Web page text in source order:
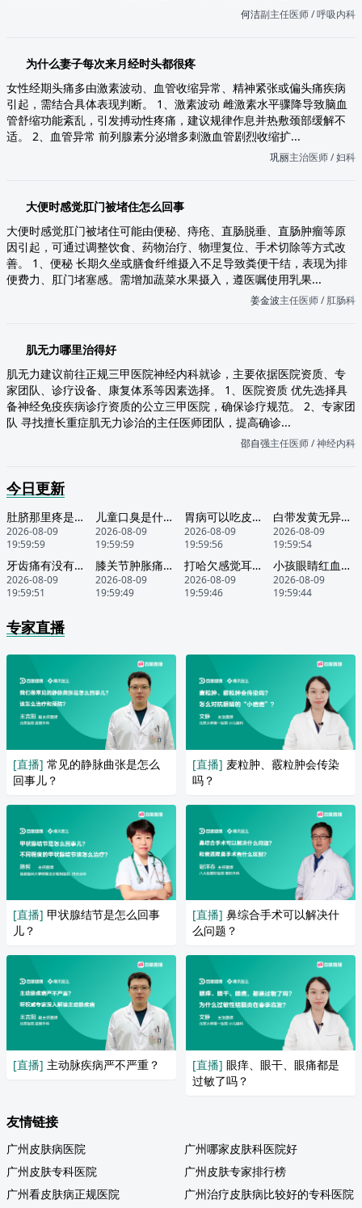
何洁副主任医师 / 呼吸内科
为什么妻子每次来月经时头都很疼
女性经期头痛多由激素波动、血管收缩异常、精神紧张或偏头痛疾病
引起，需结合具体表现判断。 1、激素波动 雌激素水平骤降导致脑血
管舒缩功能紊乱，引发搏动性疼痛，建议规律作息并热敷颈部缓解不
适。 2、血管异常 前列腺素分泌增多刺激血管剧烈收缩扩...
巩丽主治医师 / 妇科
大便时感觉肛门被堵住怎么回事
大便时感觉肛门被堵住可能由便秘、痔疮、直肠脱垂、直肠肿瘤等原
因引起，可通过调整饮食、药物治疗、物理复位、手术切除等方式改
善。 1、便秘 长期久坐或膳食纤维摄入不足导致粪便干结，表现为排
便费力、肛门堵塞感。需增加蔬菜水果摄入，遵医嘱使用乳果...
姜金波主任医师 / 肛肠科
肌无力哪里治得好
肌无力建议前往正规三甲医院神经内科就诊，主要依据医院资质、专
家团队、诊疗设备、康复体系等因素选择。 1、医院资质 优先选择具
备神经免疫疾病诊疗资质的公立三甲医院，确保诊疗规范。 2、专家团
队 寻找擅长重症肌无力诊治的主任医师团队，提高确诊...
邵自强主任医师 / 神经内科
今日更新
肚脐那里疼是怎么回事
2026-08-09
19:59:59
儿童口臭是什么原因引起的
2026-08-09
19:59:59
胃病可以吃皮皮虾吗
2026-08-09
19:59:56
白带发黄无异味外阴瘙痒是怎么回事
2026-08-09
19:59:54
牙齿痛有没有什么方法呀
2026-08-09
19:59:51
膝关节肿胀痛怎样治疗
2026-08-09
19:59:49
打哈欠感觉耳膜有响声怎么回事
2026-08-09
19:59:46
小孩眼睛红血丝多怎么回事
2026-08-09
19:59:44
专家直播
[直播] 常见的静脉曲张是怎么
回事儿？
[直播] 麦粒肿、霰粒肿会传染
吗？
[直播] 甲状腺结节是怎么回事
儿？
[直播] 鼻综合手术可以解决什
么问题？
[直播] 主动脉疾病严不严重？ [直播] 眼痒、眼干、眼痛都是
过敏了吗？
友情链接
广州皮肤病医院
广州哪家皮肤科医院好
广州皮肤专科医院
广州皮肤专家排行榜
广州看皮肤病正规医院
广州治疗皮肤病比较好的专科医院